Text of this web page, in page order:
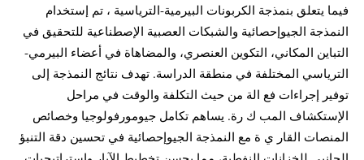
فيما يتعلق بنمذجة الكربونات البيرمية-الترياسية ، تم إستخدام
النمذجة الجيوإحصائية والشبكات العصبية الإصطناعية للتحقيق في
التباين المكاني، التكوين العنصري، والمضاهاة في أعضاء البيرمي-
الترياسي المختلفة في منطقة الدراسة. تهدف نتائج النمذجة إلى
توفير إجراءات فع الة من حيث التكلفة والوقت في مراحل
الإستكشاف المب ك رة. يساهم تكامل جيومورفولوجيا وخصائص
المنصات القار ي ة مع النمذجة الجيوإحصائية في تحسين دقة التنبؤ